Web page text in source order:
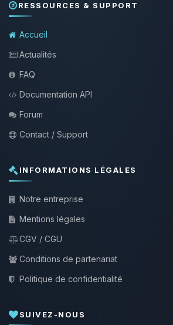
RESSOURCES & SUPPORT
Accueil
Actualités
FAQ
Documentation API
Forum
Contact / Support
INFORMATIONS LÉGALES
Notre entreprise
Mentions légales
CGV / CGU
Conditions de partenariat
Politique de confidentialité
SUIVEZ-NOUS